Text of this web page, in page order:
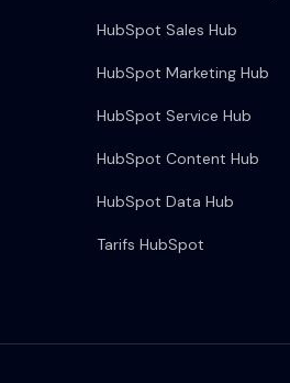
HubSpot Sales Hub
HubSpot Marketing Hub
HubSpot Service Hub
HubSpot Content Hub
HubSpot Data Hub
Tarifs HubSpot